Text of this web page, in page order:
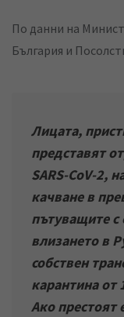
По данни на
България и
Лицата,
представят
SARS-CoV-2,
качване в
пътуващите с
влизането в
собствен
карантина от
Ако престоят